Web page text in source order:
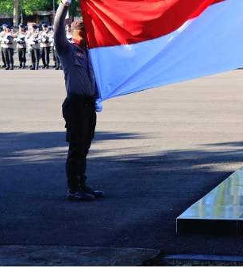
i
o
n
a
l
,
P
o
d
a
M
a
l
u
j
a